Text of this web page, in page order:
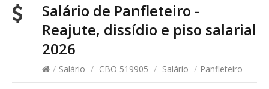
Salário de Panfleteiro -
Reajute, dissídio e piso salarial
2026
/ Salário / CBO 519905 / Salário / Panfleteiro